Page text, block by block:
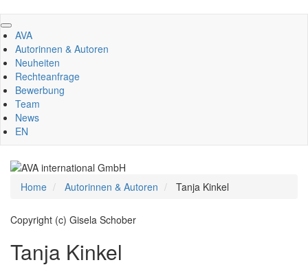
Direkt
zum
Inhalt
AVA
Autorinnen & Autoren
Neuheiten
Rechteanfrage
Bewerbung
Team
News
EN
Home Autorinnen & Autoren Tanja Kinkel
Copyright (c) Gisela Schober
Tanja Kinkel